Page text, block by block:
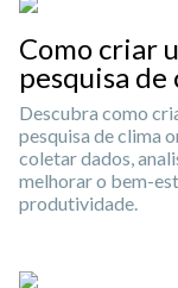
Como criar
pesquisa
Descubra como
pesquisa de clima
coletar dados,
melhorar o bem-
produtividade.